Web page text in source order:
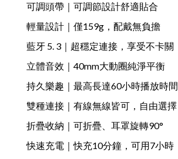
可調頭帶｜可調節設計舒適貼合
輕量設計｜僅159g，配戴無負擔
藍牙 5. 3｜超穩定連接，享受不卡關
立體音效｜40mm大動圈純淨平衡
持久樂趣｜最高長達60小時播放時間
雙種連接｜有線無線皆可，自由選擇
折疊收納｜可折疊、耳罩旋轉90°
快速充電｜快充10分鐘，可用7小時